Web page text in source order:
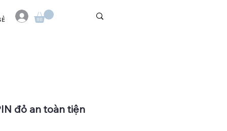
đỏ an toàn tiện